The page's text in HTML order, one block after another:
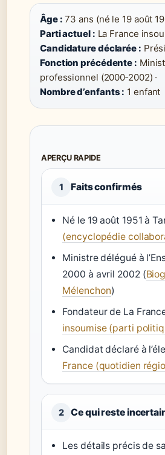
Âge : 73 ans (né le 19 août
Parti actuel : La France
Candidature déclarée :
Fonction précédente :
professionnel (2000‑2002) ·
Nombre d’enfants : 1 enfant
APERÇU RAPIDE
1 Faits confirmés
Né le 19 août 1951 à
(encyclopédie
Ministre délégué à
2000 à avril 2002 (
Mélenchon)
Fondateur de La
insoumise (parti
Candidat déclaré à
France (quotidien
2 Ce qui reste
Les détails précis de